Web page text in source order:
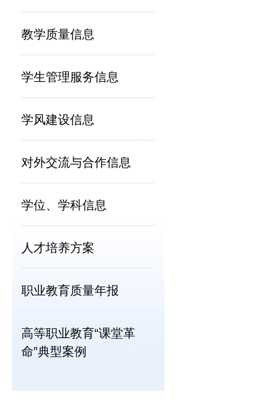
教学质量信息
学生管理服务信息
学风建设信息
对外交流与合作信息
学位、学科信息
人才培养方案
职业教育质量年报
高等职业教育“课堂革
命”典型案例